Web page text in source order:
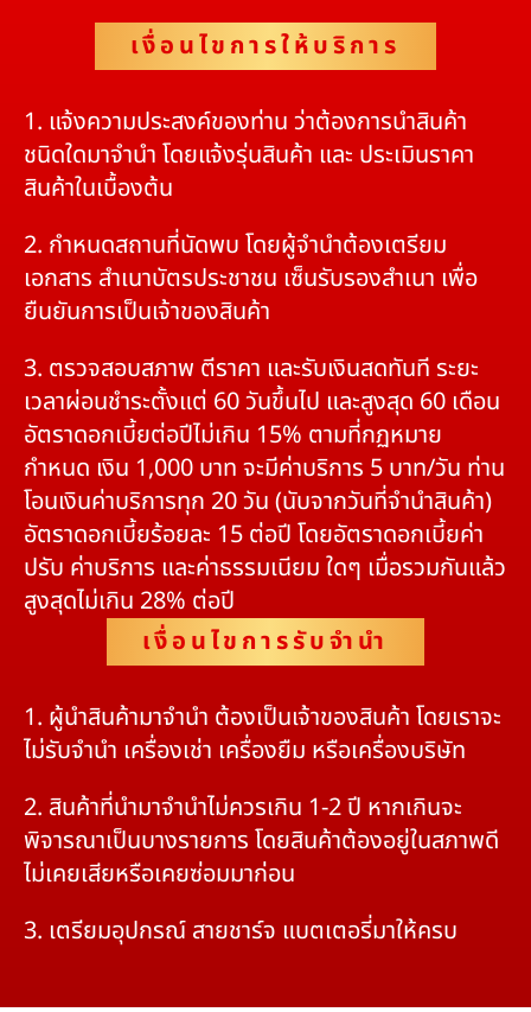
เงื่อนไขการให้บริการ
1. แจ้งความประสงค์ของท่าน ว่าต้องการนำสินค้า
ชนิดใดมาจำนำ โดยแจ้งรุ่นสินค้า และ ประเมินราคา
สินค้าในเบื้องต้น
2. กำหนดสถานที่นัดพบ โดยผู้จำนำต้องเตรียม
เอกสาร สำเนาบัตรประชาชน เซ็นรับรองสำเนา เพื่อ
ยืนยันการเป็นเจ้าของสินค้า
3. ตรวจสอบสภาพ ตีราคา และรับเงินสดทันที ระยะ
เวลาผ่อนชำระตั้งแต่ 60 วันขึ้นไป และสูงสุด 60 เดือน
อัตราดอกเบี้ยต่อปีไม่เกิน 15% ตามที่กฏหมาย
กำหนด เงิน 1,000 บาท จะมีค่าบริการ 5 บาท/วัน ท่าน
โอนเงินค่าบริการทุก 20 วัน (นับจากวันที่จำนำสินค้า)
อัตราดอกเบี้ยร้อยละ 15 ต่อปี โดยอัตราดอกเบี้ยค่า
ปรับ ค่าบริการ และค่าธรรมเนียม ใดๆ เมื่อรวมกันแล้ว
สูงสุดไม่เกิน 28% ต่อปี
เงื่อนไขการรับจำนำ
1. ผู้นำสินค้ามาจำนำ ต้องเป็นเจ้าของสินค้า โดยเราจะ
ไม่รับจำนำ เครื่องเช่า เครื่องยืม หรือเครื่องบริษัท
2. สินค้าที่นำมาจำนำไม่ควรเกิน 1-2 ปี หากเกินจะ
พิจารณาเป็นบางรายการ โดยสินค้าต้องอยู่ในสภาพดี
ไม่เคยเสียหรือเคยซ่อมมาก่อน
3. เตรียมอุปกรณ์ สายชาร์จ แบตเตอรี่มาให้ครบ